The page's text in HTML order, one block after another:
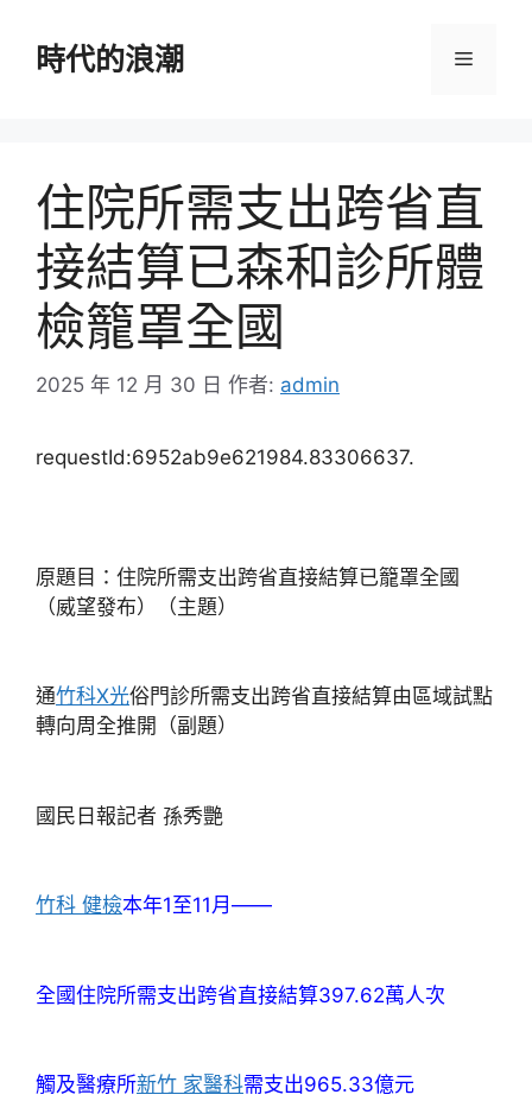
時代的浪潮 選
住院所需支出跨省直
接結算已森和診所體
檢籠罩全國
2025 年 12 月 30 日 作者: admin
requestId:6952ab9e621984.83306637.
原題目：住院所需支出跨省直接結算已籠罩全國
（威望發布）（主題）
通竹科X光俗門診所需支出跨省直接結算由區域試點
轉向周全推開（副題）
國民日報記者 孫秀艷
竹科 健檢本年1至11月——
全國住院所需支出跨省直接結算397.62萬人次
觸及醫療所新竹 家醫科需支出965.33億元